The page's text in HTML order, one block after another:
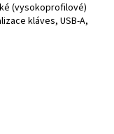
(vysokoprofilové)
kláves, USB-A,